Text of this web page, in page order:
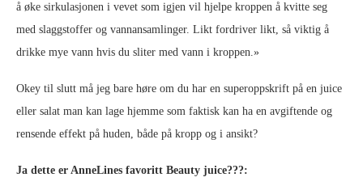
å øke sirkulasjonen i vevet som igjen vil hjelpe kroppen å kvitte seg
med slaggstoffer og vannansamlinger. Likt fordriver likt, så viktig å
drikke mye vann hvis du sliter med vann i kroppen.»
Okey til slutt må jeg bare høre om du har en superoppskrift på en juice
eller salat man kan lage hjemme som faktisk kan ha en avgiftende og
rensende effekt på huden, både på kropp og i ansikt?
Ja dette er AnneLines favoritt Beauty juice???: